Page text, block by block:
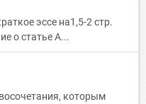
эссе на1,5-2 стр.
о статье А...
которым